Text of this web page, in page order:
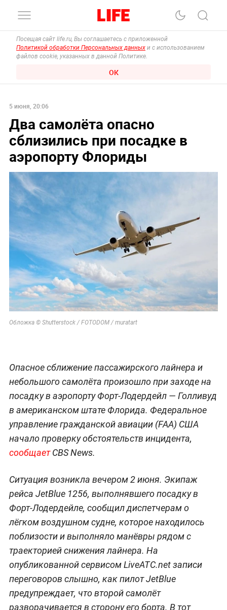
Посещая сайт life.ru, Вы соглашаетесь с приложенной
Политикой обработки Персональных данных и с использованием
файлов cookie, указанных в данной Политике.
ОК
5 июня, 20:06
Два самолёта опасно
сблизились при посадке в
аэропорту Флориды
Обложка © Shutterstock / FOTODOM / muratart
Опасное сближение пассажирского лайнера и
небольшого самолёта произошло при заходе на
посадку в аэропорту Форт-Лодердейл — Голливуд
в американском штате Флорида. Федеральное
управление гражданской авиации (FAA) США
начало проверку обстоятельств инцидента,
сообщаетCBS News.
Ситуация возникла вечером 2 июня. Экипаж
рейса JetBlue 1256, выполнявшего посадку в
Форт-Лодердейле, сообщил диспетчерам о
лёгком воздушном судне, которое находилось
поблизости и выполняло манёвры рядом с
траекторией снижения лайнера. На
опубликованной сервисом LiveATC.net записи
переговоров слышно, как пилот JetBlue
предупреждает, что второй самолёт
разворачивается в сторону его борта. В тот